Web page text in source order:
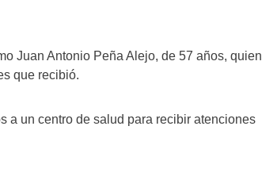
Juan Antonio Peña Alejo, de 57 años, quien
que recibió.
a un centro de salud para recibir atenciones